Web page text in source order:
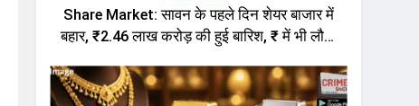
Share Market: सावन के पहले दिन शेयर बाजार में
बहार, ₹2.46 लाख करोड़ की हुई बारिश, ₹ में भी लौटी